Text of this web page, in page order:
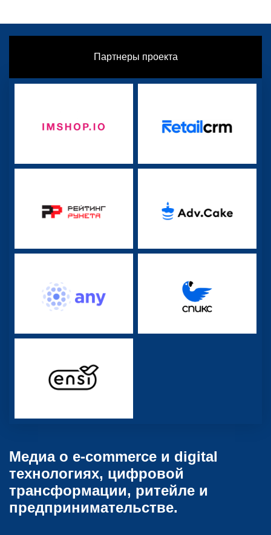
Партнеры проекта
Медиа о e-commerce и digital
технологиях, цифровой
трансформации, ритейле и
предпринимательстве.